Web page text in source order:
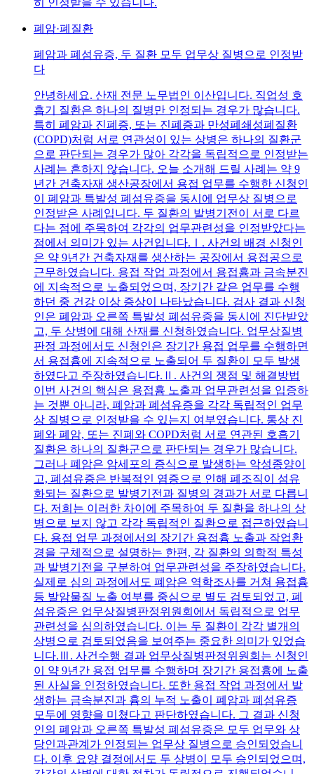
폐암·폐질환
폐암과 폐섬유증, 두 질환 모두 업무상 질병으로 인정받
다
안녕하세요. 산재 전문 노무법인 이산입니다. 직업성 호
흡기 질환은 하나의 질병만 인정되는 경우가 많습니다.
특히 폐암과 진폐증, 또는 진폐증과 만성폐쇄성폐질환
(COPD)처럼 서로 연관성이 있는 상병은 하나의 질환군
으로 판단되는 경우가 많아 각각을 독립적으로 인정받는
사례는 흔하지 않습니다. 오늘 소개해 드릴 사례는 약 9
년간 건축자재 생산공장에서 용접 업무를 수행한 신청인
이 폐암과 특발성 폐섬유증을 동시에 업무상 질병으로
인정받은 사례입니다. 두 질환의 발병기전이 서로 다르
다는 점에 주목하여 각각의 업무관련성을 인정받았다는
점에서 의미가 있는 사건입니다.Ⅰ. 사건의 배경 신청인
은 약 9년간 건축자재를 생산하는 공장에서 용접공으로
근무하였습니다. 용접 작업 과정에서 용접흄과 금속분진
에 지속적으로 노출되었으며, 장기간 같은 업무를 수행
하던 중 건강 이상 증상이 나타났습니다. 검사 결과 신청
인은 폐암과 오른쪽 특발성 폐섬유증을 동시에 진단받았
고, 두 상병에 대해 산재를 신청하였습니다. 업무상질병
판정 과정에서도 신청인은 장기간 용접 업무를 수행하면
서 용접흄에 지속적으로 노출되어 두 질환이 모두 발생
하였다고 주장하였습니다.Ⅱ. 사건의 쟁점 및 해결방법
이번 사건의 핵심은 용접흄 노출과 업무관련성을 입증하
는 것뿐 아니라, 폐암과 폐섬유증을 각각 독립적인 업무
상 질병으로 인정받을 수 있는지 여부였습니다. 통상 진
폐와 폐암, 또는 진폐와 COPD처럼 서로 연관된 호흡기
질환은 하나의 질환군으로 판단되는 경우가 많습니다.
그러나 폐암은 암세포의 증식으로 발생하는 악성종양이
고, 폐섬유증은 반복적인 염증으로 인해 폐조직이 섬유
화되는 질환으로 발병기전과 질병의 경과가 서로 다릅니
다. 저희는 이러한 차이에 주목하여 두 질환을 하나의 상
병으로 보지 않고 각각 독립적인 질환으로 접근하였습니
다. 용접 업무 과정에서의 장기간 용접흄 노출과 작업환
경을 구체적으로 설명하는 한편, 각 질환의 의학적 특성
과 발병기전을 구분하여 업무관련성을 주장하였습니다.
실제로 심의 과정에서도 폐암은 역학조사를 거쳐 용접흄
등 발암물질 노출 여부를 중심으로 별도 검토되었고, 폐
섬유증은 업무상질병판정위원회에서 독립적으로 업무
관련성을 심의하였습니다. 이는 두 질환이 각각 별개의
상병으로 검토되었음을 보여주는 중요한 의미가 있었습
니다.Ⅲ. 사건수행 결과 업무상질병판정위원회는 신청인
이 약 9년간 용접 업무를 수행하며 장기간 용접흄에 노출
된 사실을 인정하였습니다. 또한 용접 작업 과정에서 발
생하는 금속분진과 흄의 누적 노출이 폐암과 폐섬유증
모두에 영향을 미쳤다고 판단하였습니다. 그 결과 신청
인의 폐암과 오른쪽 특발성 폐섬유증은 모두 업무와 상
당인과관계가 인정되는 업무상 질병으로 승인되었습니
다. 이후 요양 결정에서도 두 상병이 모두 승인되었으며,